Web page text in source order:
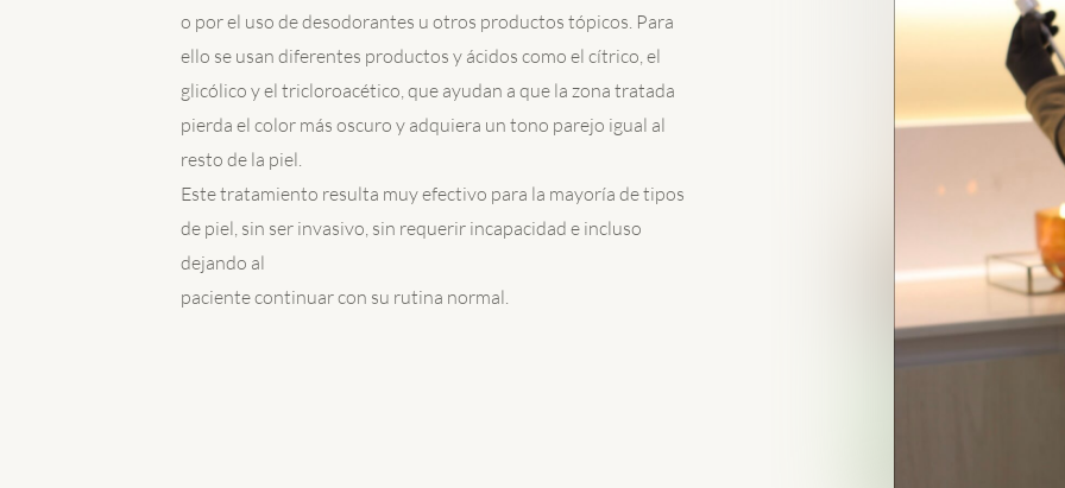
o por el uso de desodorantes u otros productos tópicos. Para
ello se usan diferentes productos y ácidos como el cítrico, el
glicólico y el tricloroacético, que ayudan a que la zona tratada
pierda el color más oscuro y adquiera un tono parejo igual al
resto de la piel.
Este tratamiento resulta muy efectivo para la mayoría de tipos
de piel, sin ser invasivo, sin requerir incapacidad e incluso
dejando al
paciente continuar con su rutina normal.